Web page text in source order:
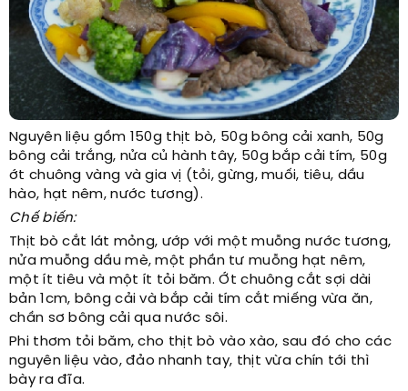
Nguyên liệu gồm 150g thịt bò, 50g bông cải xanh, 50g
bông cải trắng, nửa củ hành tây, 50g bắp cải tím, 50g
ớt chuông vàng và gia vị (tỏi, gừng, muối, tiêu, dầu
hào, hạt nêm, nước tương).
Chế biến:
Thịt bò cắt lát mỏng, ướp với một muỗng nước tương,
nửa muỗng dầu mè, một phần tư muỗng hạt nêm,
một ít tiêu và một ít tỏi băm. Ớt chuông cắt sợi dài
bản 1cm, bông cải và bắp cải tím cắt miếng vừa ăn,
chần sơ bông cải qua nước sôi.
Phi thơm tỏi băm, cho thịt bò vào xào, sau đó cho các
nguyên liệu vào, đảo nhanh tay, thịt vừa chín tới thì
bày ra đĩa.